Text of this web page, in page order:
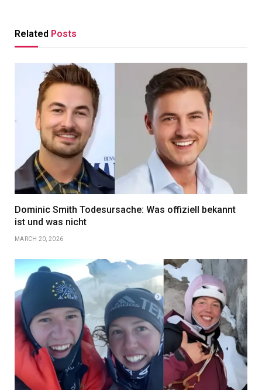
Related Posts
Dominic Smith Todesursache: Was offiziell bekannt
ist und was nicht
MARCH 20, 2026